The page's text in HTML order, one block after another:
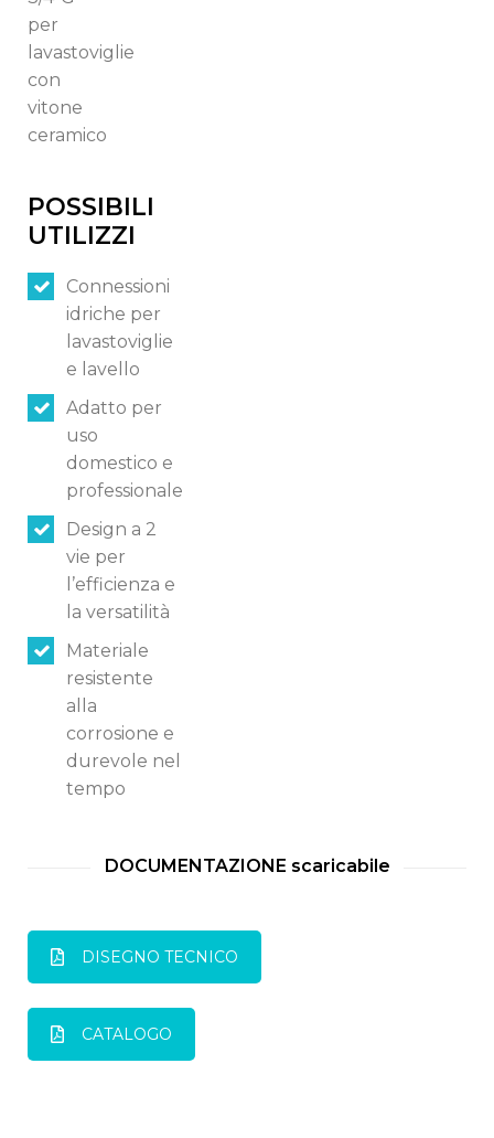
per
lavastoviglie
con
vitone
ceramico
POSSIBILI
UTILIZZI
Connessioni
idriche per
lavastoviglie
e lavello
Adatto per
uso
domestico e
professionale
Design a 2
vie per
l’efficienza e
la versatilità
Materiale
resistente
alla
corrosione e
durevole nel
tempo
DOCUMENTAZIONE scaricabile
DISEGNO TECNICO
CATALOGO